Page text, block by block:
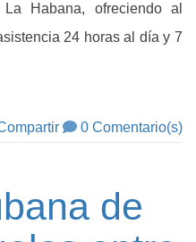
Habana, ofreciendo al
24 horas al día y 7
0 Comentario(s)
de